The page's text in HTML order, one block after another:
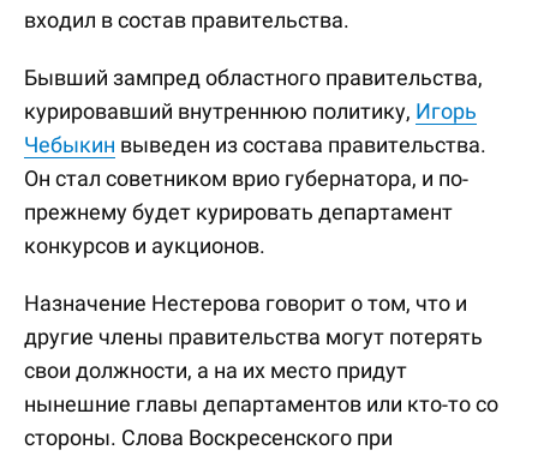
входил в состав правительства.
Бывший зампред областного правительства,
курировавший внутреннюю политику, Игорь
Чебыкин выведен из состава правительства.
Он стал советником врио губернатора, и по-
прежнему будет курировать департамент
конкурсов и аукционов.
Назначение Нестерова говорит о том, что и
другие члены правительства могут потерять
свои должности, а на их место придут
нынешние главы департаментов или кто-то со
стороны. Слова Воскресенского при